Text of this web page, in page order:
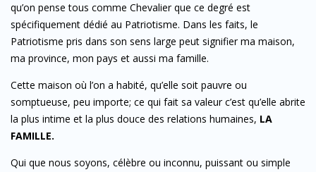
qu’on pense tous comme Chevalier que ce degré est
spécifiquement dédié au Patriotisme. Dans les faits, le
Patriotisme pris dans son sens large peut signifier ma maison,
ma province, mon pays et aussi ma famille.
Cette maison où l’on a habité, qu’elle soit pauvre ou
somptueuse, peu importe; ce qui fait sa valeur c’est qu’elle abrite
la plus intime et la plus douce des relations humaines, LA
FAMILLE.
Qui que nous soyons, célèbre ou inconnu, puissant ou simple